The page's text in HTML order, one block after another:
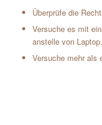
Überprüfe die
Versuche es mit
anstelle von Laptop.
Versuche mehr als